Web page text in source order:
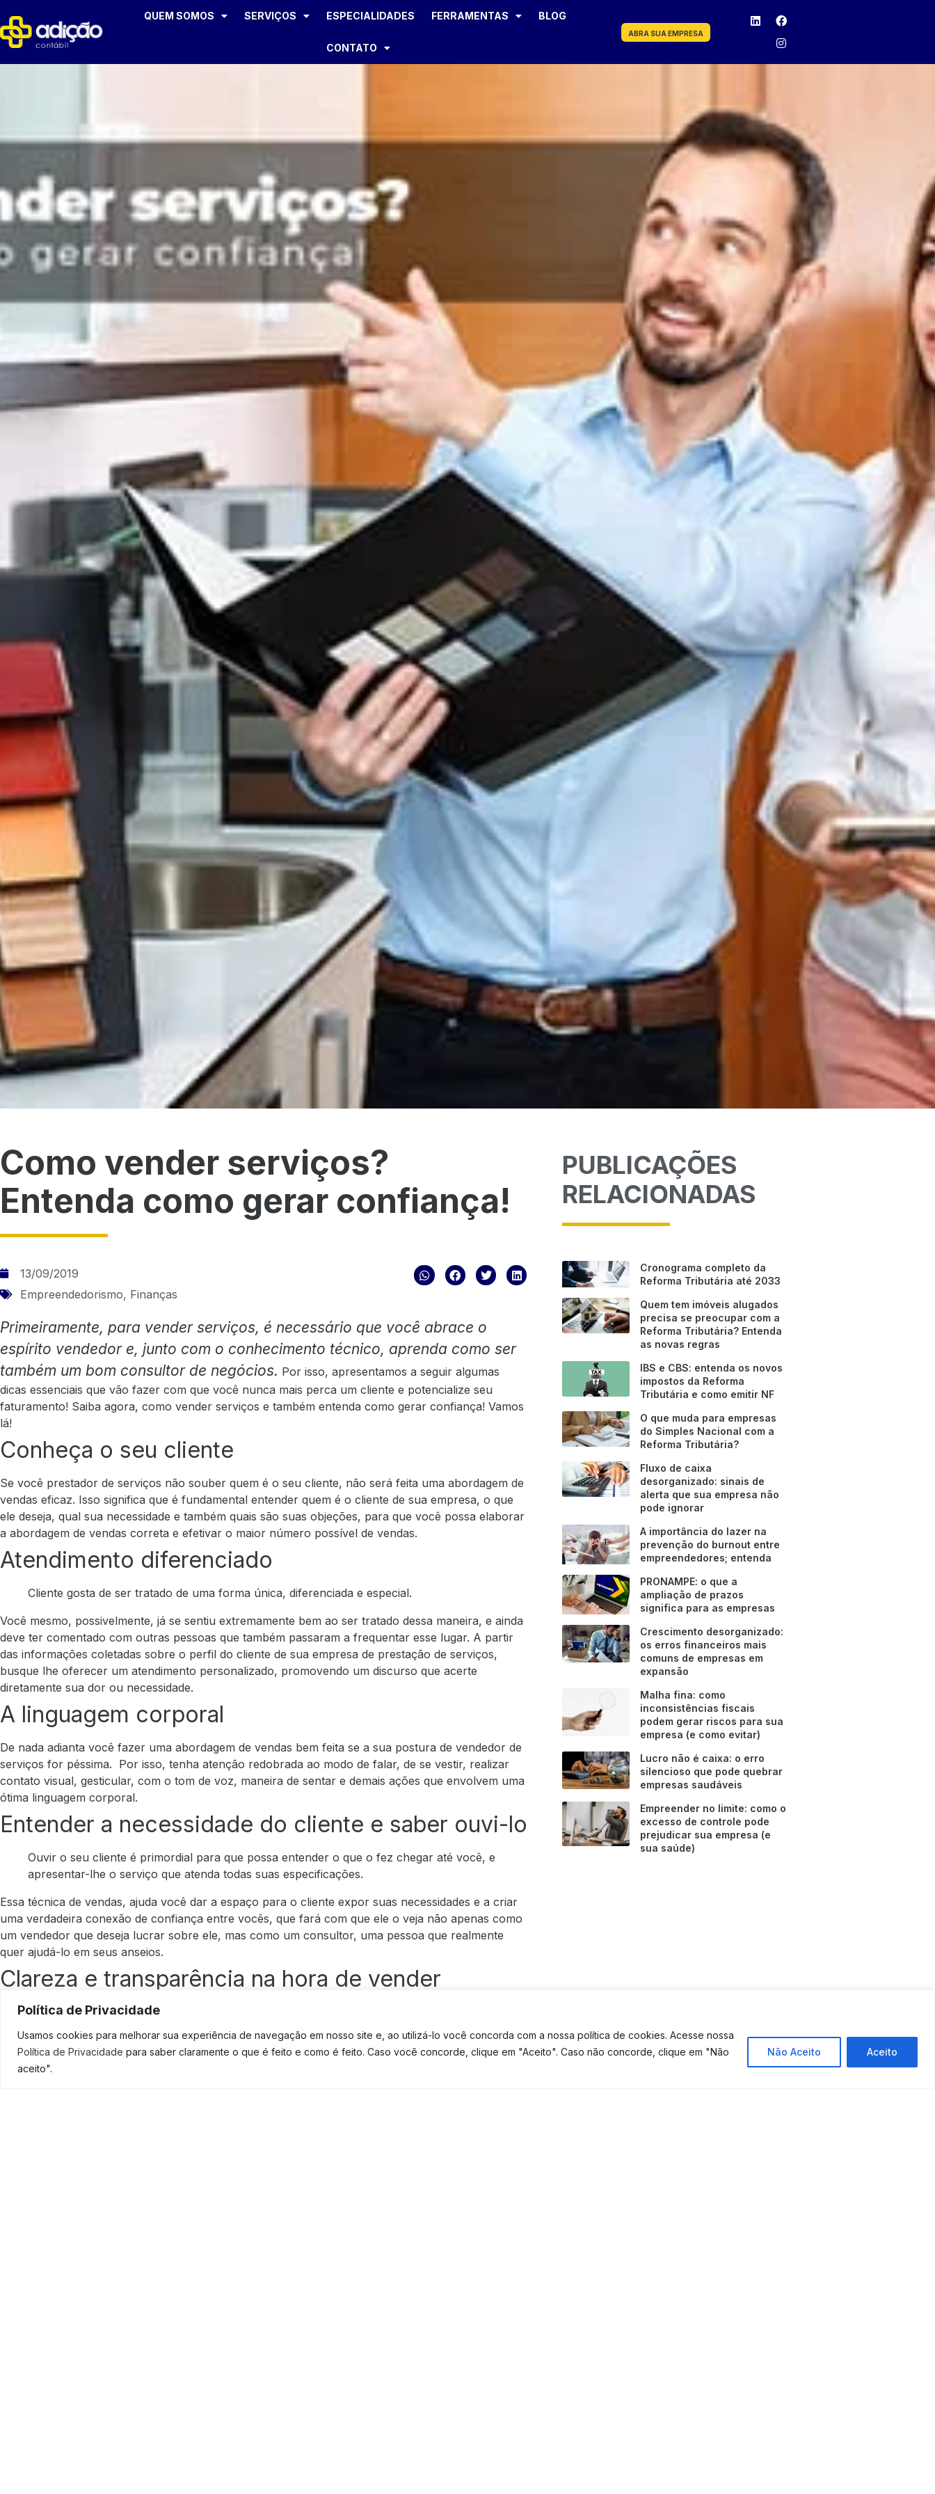
Política de Privacidade
Usamos cookies para melhorar sua experiência de navegação em nosso site e, ao utilizá-lo você concorda com a nossa política de cookies. Acesse nossa
Política de Privacidade para saber claramente o que é feito e como é feito. Caso você concorde, clique em "Aceito". Caso não concorde, clique em "Não
aceito".
Não Aceito Aceito
QUEM SOMOS SERVIÇOS ESPECIALIDADES FERRAMENTAS BLOG
CONTATO
ABRA SUA EMPRESA
Como vender serviços?
Entenda como gerar confiança!
13/09/2019
Empreendedorismo, Finanças
Primeiramente, para vender serviços, é necessário que você abrace o
espírito vendedor e, junto com o conhecimento técnico, aprenda como ser
também um bom consultor de negócios. Por isso, apresentamos a seguir algumas
dicas essenciais que vão fazer com que você nunca mais perca um cliente e potencialize seu
faturamento! Saiba agora, como vender serviços e também entenda como gerar confiança! Vamos
lá!
Conheça o seu cliente
Se você prestador de serviços não souber quem é o seu cliente, não será feita uma abordagem de
vendas eficaz. Isso significa que é fundamental entender quem é o cliente de sua empresa, o que
ele deseja, qual sua necessidade e também quais são suas objeções, para que você possa elaborar
a abordagem de vendas correta e efetivar o maior número possível de vendas.
Atendimento diferenciado
Cliente gosta de ser tratado de uma forma única, diferenciada e especial.
Você mesmo, possivelmente, já se sentiu extremamente bem ao ser tratado dessa maneira, e ainda
deve ter comentado com outras pessoas que também passaram a frequentar esse lugar. A partir
das informações coletadas sobre o perfil do cliente de sua empresa de prestação de serviços,
busque lhe oferecer um atendimento personalizado, promovendo um discurso que acerte
diretamente sua dor ou necessidade.
A linguagem corporal
De nada adianta você fazer uma abordagem de vendas bem feita se a sua postura de vendedor de
serviços for péssima. Por isso, tenha atenção redobrada ao modo de falar, de se vestir, realizar
contato visual, gesticular, com o tom de voz, maneira de sentar e demais ações que envolvem uma
ótima linguagem corporal.
Entender a necessidade do cliente e saber ouvi-lo
Ouvir o seu cliente é primordial para que possa entender o que o fez chegar até você, e
apresentar-lhe o serviço que atenda todas suas especificações.
Essa técnica de vendas, ajuda você dar a espaço para o cliente expor suas necessidades e a criar
uma verdadeira conexão de confiança entre vocês, que fará com que ele o veja não apenas como
um vendedor que deseja lucrar sobre ele, mas como um consultor, uma pessoa que realmente
quer ajudá-lo em seus anseios.
Clareza e transparência na hora de vender
serviços
Sempre preze por uma comunicação clara e transparente ao vender serviços, falando, de forma
verdadeira, o que o seu trabalho pode lhe oferecer e como ele faz a diferença na vida do seu
cliente. E jamais ofereça milagres que a sua prestadora de serviços não faz, vez que tal atitude
PUBLICAÇÕES
RELACIONADAS
Cronograma completo da
Reforma Tributária até 2033
Quem tem imóveis alugados
precisa se preocupar com a
Reforma Tributária? Entenda
as novas regras
IBS e CBS: entenda os novos
impostos da Reforma
Tributária e como emitir NF
O que muda para empresas
do Simples Nacional com a
Reforma Tributária?
Fluxo de caixa
desorganizado: sinais de
alerta que sua empresa não
pode ignorar
A importância do lazer na
prevenção do burnout entre
empreendedores; entenda
PRONAMPE: o que a
ampliação de prazos
significa para as empresas
Crescimento desorganizado:
os erros financeiros mais
comuns de empresas em
expansão
Malha fina: como
inconsistências fiscais
podem gerar riscos para sua
empresa (e como evitar)
Lucro não é caixa: o erro
silencioso que pode quebrar
empresas saudáveis
Empreender no limite: como o
excesso de controle pode
prejudicar sua empresa (e
sua saúde)